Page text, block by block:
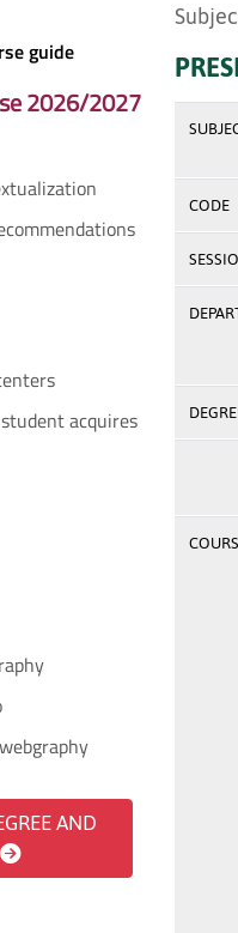
guide
2026/2027
acquires
AND
CODE